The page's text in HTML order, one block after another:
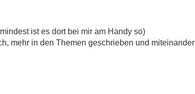
ist es dort bei mir am Handy so)
mehr in den Themen geschrieben und miteinander